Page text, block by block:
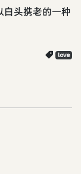
头携老的一种
love